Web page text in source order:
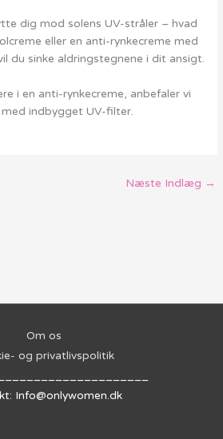
dig mod solens UV-stråler – hvad
eller en anti-rynkecreme med
du sinke aldringstegnene i dit ansigt.
i en anti-rynkecreme, anbefaler vi
indbygget UV-filter.
Næste Indlæg →
Om os
og privatlivspolitik
Info@onlywomen.dk